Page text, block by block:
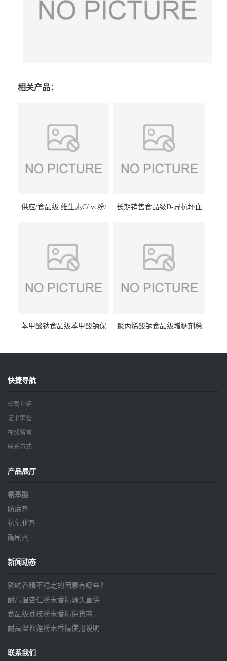
相关产品：
供应/食品级 维生素C/ vc粉/
长期销售食品级D-异抗坏血
苯甲酸钠食品级苯甲酸钠保
聚丙烯酸钠食品级增稠剂稳
快捷导航
公司介绍
证书荣誉
在线留言
联系方式
产品展厅
氨基酸
防腐剂
抗氧化剂
酶制剂
新闻动态
影响香精不稳定的因素有哪些？
耐高温杏仁粉末香精源头直供
食品级荔枝粉末香精供货商
耐高温榴莲粉末香精使用说明
联系我们